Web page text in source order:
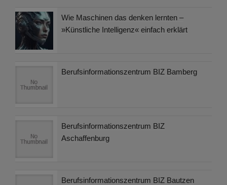
Wie Maschinen das denken lernten –
»Künstliche Intelligenz« einfach erklärt
Berufsinformationszentrum BIZ Bamberg
Berufsinformationszentrum BIZ
Aschaffenburg
Berufsinformationszentrum BIZ Bautzen